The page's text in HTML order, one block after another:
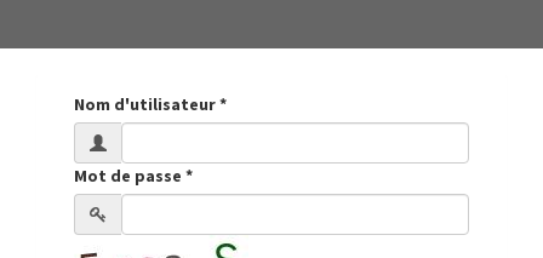
Nom d'utilisateur*
Mot de passe *